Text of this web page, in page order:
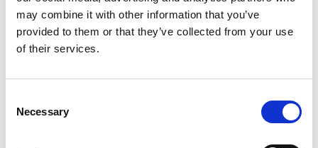
may combine it with other information that you’ve
provided to them or that they’ve collected from your use
of their services.
Selection
Necessary
15.810,16 DKK